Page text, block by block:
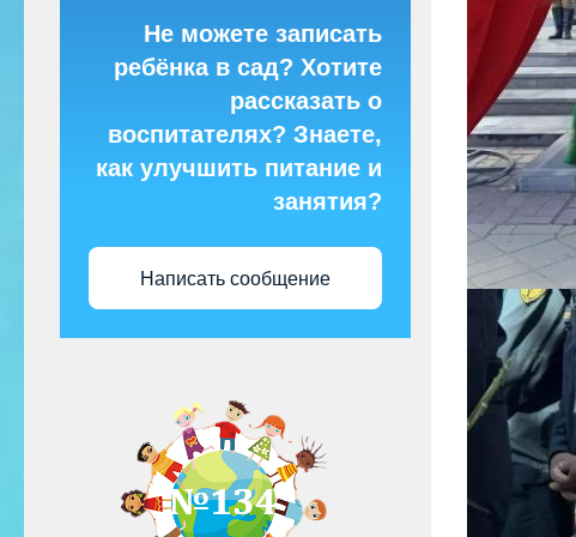
Не можете записать
ребёнка в сад? Хотите
рассказать о
воспитателях? Знаете,
как улучшить питание и
занятия?
Написать сообщение